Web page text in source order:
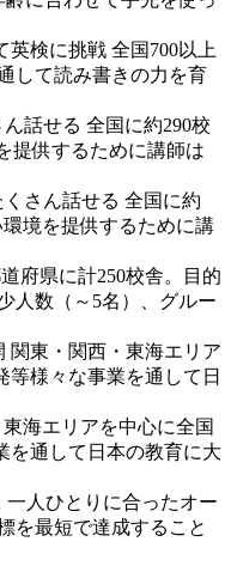
英検に挑戦 全国700以上
して読み書きの力を育
話せる 全国に約290校
提供するために講師は
さん話せる 全国に約
境を提供するために講
府県に計250校舎。目的
人数（～5名）、グルー
関東・関西・東海エリア
様々な事業を通して日
海エリアを中心に全国
を通して日本の教育に大
一人ひとりに合ったオー
を最短で達成すること